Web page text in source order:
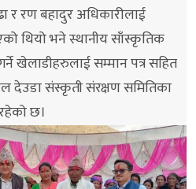
र रण बहादुर अधिकारीलाई
थियो भने स्थानीय साँस्कृतिक
गर्ने खेलाडीहरुलाई सम्मान पत्र सहित
देउडा संस्कृती संरक्षण समितिका
छ।